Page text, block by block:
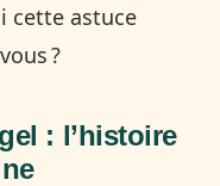
cette astuce
?
: l’histoire